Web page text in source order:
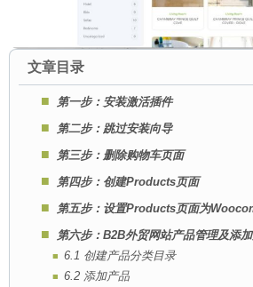
文章目录
第一步：安装激活插件
第二步：跳过安装向导
第三步：删除购物车页面
第四步：创建Products页面
第五步：设置Products页面为
第六步：B2B外贸网站产品管理及添
6.1 创建产品分类目录
6.2 添加产品